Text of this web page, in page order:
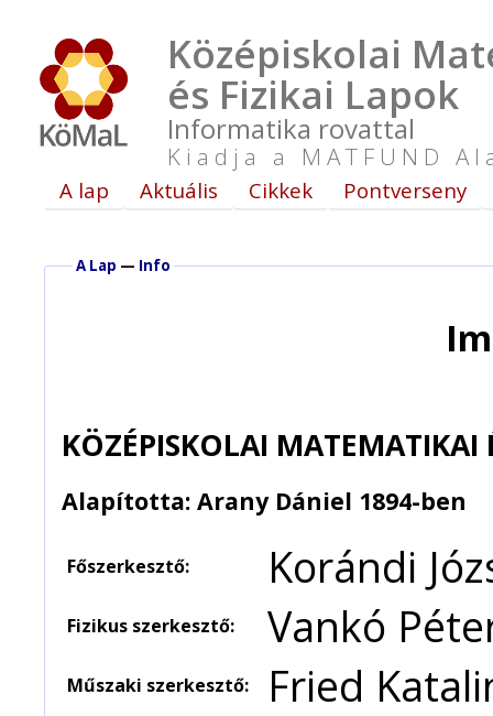
Középiskolai
és Fizikai Lapok
Informatika rovattal
Kiadja a MATFUND
A lap Aktuális Cikkek Pontverseny
A Lap — Info
KÖZÉPISKOLAI MATEMATIKAI
Alapította: Arany Dániel 1894-ben
Főszerkesztő: Korándi
Fizikus szerkesztő: Vankó
Műszaki szerkesztő: Fried